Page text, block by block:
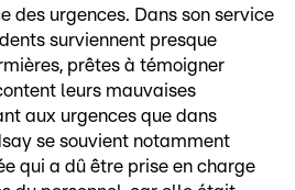
des urgences. Dans son service
surviennent presque
prêtes à témoigner
leurs mauvaises
aux urgences que dans
se souvient notamment
qui a dû être prise en charge